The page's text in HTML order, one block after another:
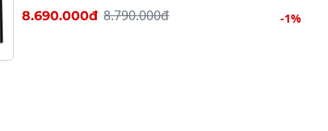
8.690.000đ 8.790.000đ -1%